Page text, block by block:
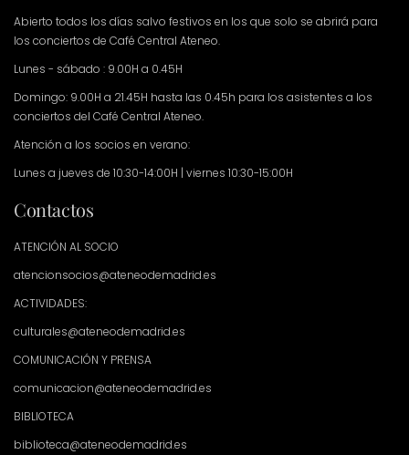
Abierto todos los días salvo festivos en los que solo se abrirá para
los conciertos de Café Central Ateneo.
Lunes - sábado : 9.00H a 0.45H
Domingo: 9.00H a 21.45H hasta las 0.45h para los asistentes a los
conciertos del Café Central Ateneo.
Atención a los socios en verano:
Lunes a jueves de 10:30-14:00H | viernes 10:30-15:00H
Contactos
ATENCIÓN AL SOCIO
atencionsocios@ateneodemadrid.es
ACTIVIDADES:
culturales@ateneodemadrid.es
COMUNICACIÓN Y PRENSA
comunicacion@ateneodemadrid.es
BIBLIOTECA
biblioteca@ateneodemadrid.es